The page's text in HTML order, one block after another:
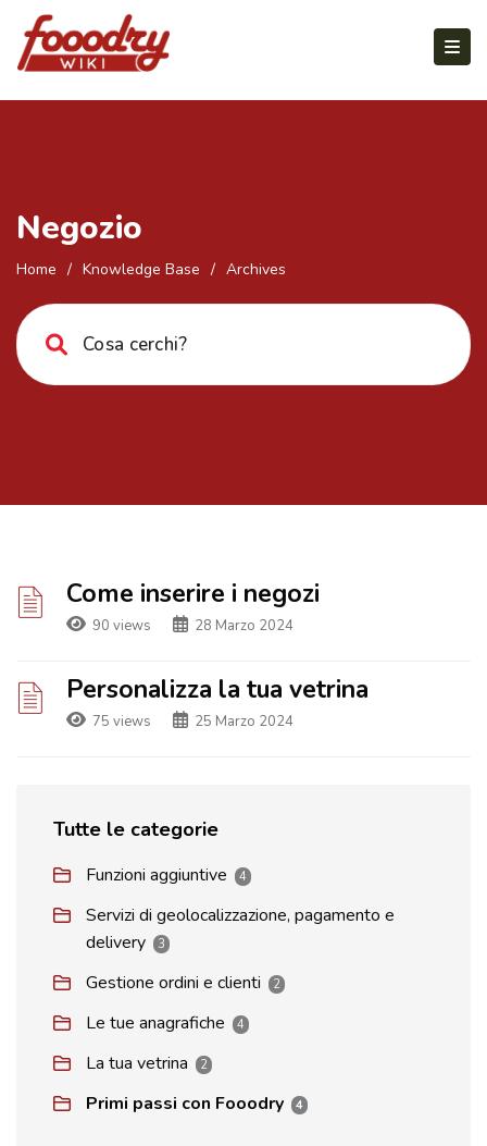
Negozio
Home / Knowledge Base / Archives
Come inserire i negozi
90 views 28 Marzo 2024
Personalizza la tua vetrina
75 views 25 Marzo 2024
Tutte le categorie
Funzioni aggiuntive 4
Servizi di geolocalizzazione, pagamento e
delivery
3
Gestione ordini e clienti 2
Le tue anagrafiche 4
La tua vetrina 2
Primi passi con Fooodry 4